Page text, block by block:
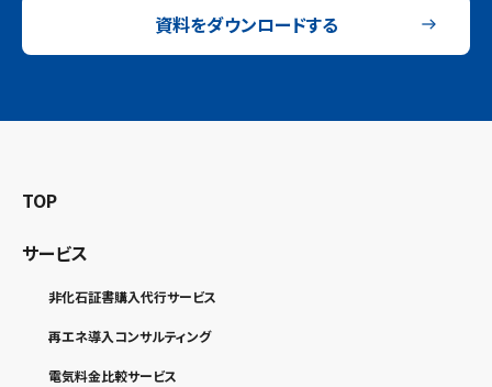
資料をダウンロードする
TOP
サービス
非化石証書購入代行サービス
再エネ導入コンサルティング
電気料金比較サービス